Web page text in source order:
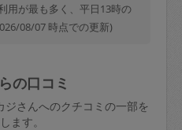
用が最も多く、平日13時の
08/07 時点での更新)
の口コミ
さんへのクチコミの一部を
ます。